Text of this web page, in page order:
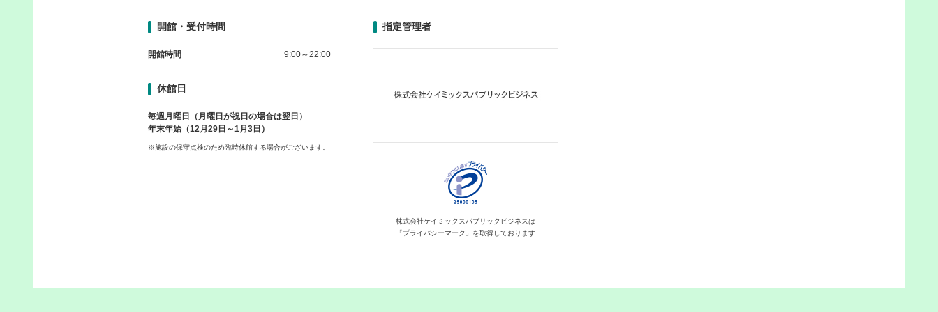
開館・受付時間
開館時間 9:00～22:00
休館日
毎週月曜日（月曜日が祝日の場合は翌日）
年末年始（12月29日～1月3日）
※施設の保守点検のため臨時休館する場合がございます。
指定管理者
株式会社ケイミックス パブリックビジネスは
「プライバシーマーク」を取得しております